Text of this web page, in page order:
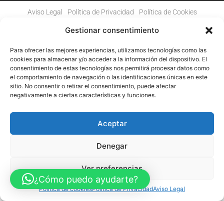
Gestionar consentimiento
Para ofrecer las mejores experiencias, utilizamos tecnologías como las
cookies para almacenar y/o acceder a la información del dispositivo. El
consentimiento de estas tecnologías nos permitirá procesar datos como
el comportamiento de navegación o las identificaciones únicas en este
sitio. No consentir o retirar el consentimiento, puede afectar
negativamente a ciertas características y funciones.
Aceptar
Denegar
Ver preferencias
Política de cookiesPolítica de PrivacidadAviso Legal
Aviso Legal Política de Privacidad
Política de Cookies
Accesibilidad
Mapa web
FINANCIADO POR LA UNIÓN EUROPEA CON EL PROGRAMA KIT
MECANISMO DE RECUPERACIÓN Y RESILENCIA
© Guia Telefónica de Empresas – Todos los derechos reservados.
¿Cómo puedo ayudarte?